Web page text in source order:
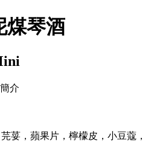
煤琴酒
介
荽，蘋果片，檸檬皮，小豆蔻，